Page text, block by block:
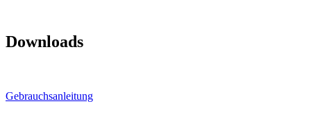
Downloads
Gebrauchsanleitung